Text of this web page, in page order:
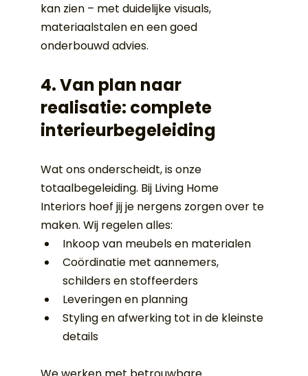
kan zien – met duidelijke visuals,
materiaalstalen en een goed
onderbouwd advies.
4. Van plan naar
realisatie: complete
interieurbegeleiding
Wat ons onderscheidt, is onze
totaalbegeleiding. Bij Living Home
Interiors hoef jij je nergens zorgen over te
maken. Wij regelen alles:
Inkoop van meubels en materialen
Coördinatie met aannemers,
schilders en stoffeerders
Leveringen en planning
Styling en afwerking tot in de kleinste
details